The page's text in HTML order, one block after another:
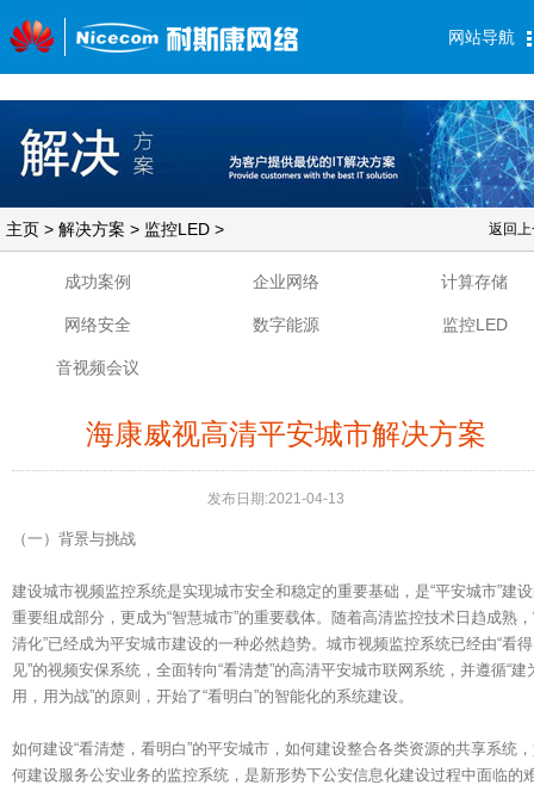
网站导航
主页 > 解决方案 > 监控LED > 返回
成功案例 企业网络 计算存储
网络安全 数字能源 监控LED
音视频会议
海康威视高清平安城市解决方案
发布日期:2021-04-13
（一）背景与挑战
建设城市视频监控系统是实现城市安全和稳定的重要基础，是“平安城市”建
重要组成部分，更成为“智慧城市”的重要载体。随着高清监控技术日趋成熟，
清化”已经成为平安城市建设的一种必然趋势。城市视频监控系统已经由“看得
见”的视频安保系统，全面转向“看清楚”的高清平安城市联网系统，并遵循“建
用，用为战”的原则，开始了“看明白”的智能化的系统建设。
如何建设“看清楚，看明白”的平安城市，如何建设整合各类资源的共享系统
何建设服务公安业务的监控系统，是新形势下公安信息化建设过程中面临的